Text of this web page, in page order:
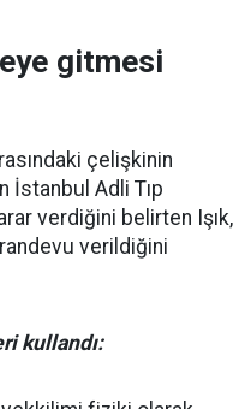
gitmesi
çelişkinin
İstanbul Adli Tıp
verdiğini belirten Işık,
verildiğini
kullandı: